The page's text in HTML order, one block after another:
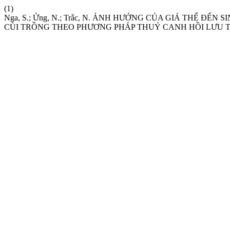
(1)
Nga, S.; Ửng, N.; Trắc, N. ẢNH HƯỞNG CỦA GIÁ THỂ ĐẾN
CÙI TRỒNG THEO PHƯƠNG PHÁP THUỶ CANH HỒI